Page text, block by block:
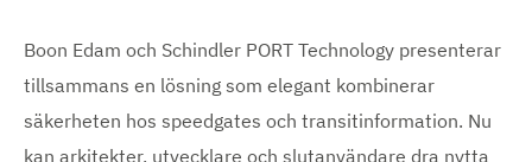
Boon Edam och Schindler PORT Technology presenterar
tillsammans en lösning som elegant kombinerar
säkerheten hos speedgates och transitinformation. Nu
kan arkitekter, utvecklare och slutanvändare dra nytta